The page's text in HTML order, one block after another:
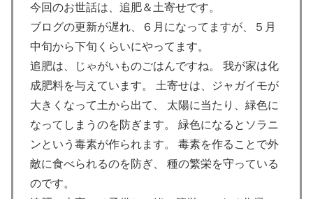
今回のお世話は、追肥＆土寄せです。
ブログの更新が遅れ、６月になってますが、５月
中旬から下旬くらいにやってます。
追肥は、じゃがいものごはんですね。 我が家は化
成肥料を与えています。 土寄せは、ジャガイモが
大きくなって土から出て、 太陽に当たり、緑色に
なってしまうのを防ぎます。 緑色になるとソラニ
ンという毒素が作られます。 毒素を作ることで外
敵に食べられるのを防ぎ、 種の繁栄を守っている
のです。